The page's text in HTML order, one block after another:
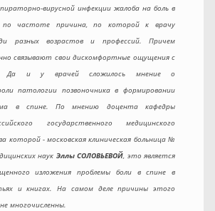
вирусной инфекции жалоба на боль в
частоте причина, по которой к врачу
разных возрастов и профессий. Причем
связывают свои дискомфортные ощущения с
Да и у врачей сложилось мнение о
патологии позвоночника в формировании
в спине. По мнению доцента кафедры
государственного медицинского
которой - московская клиническая больница №
наук Эллы СОЛОВЬЕВОЙ, это является
изложения проблемы боли в спине в
и книгах. На самом деле причины этого
многочисленны.